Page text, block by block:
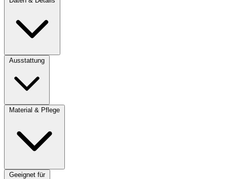
Ausstattung
Material & Pflege
Geeignet für